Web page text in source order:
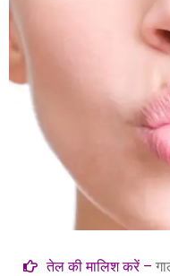
तेल की मालिश करें –